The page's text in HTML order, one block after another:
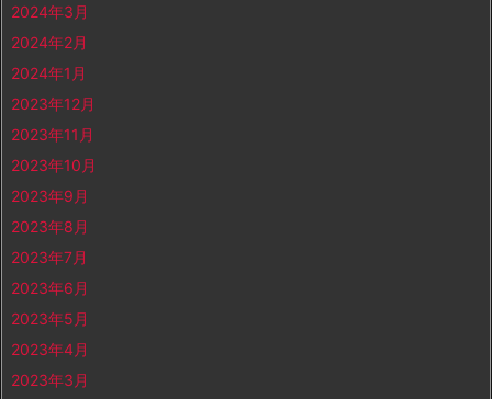
2024年3月
2024年2月
2024年1月
2023年12月
2023年11月
2023年10月
2023年9月
2023年8月
2023年7月
2023年6月
2023年5月
2023年4月
2023年3月